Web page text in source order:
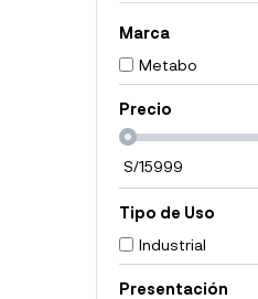
Marca
Metabo
Precio
S/15999
Tipo de Uso
Industrial
Presentación